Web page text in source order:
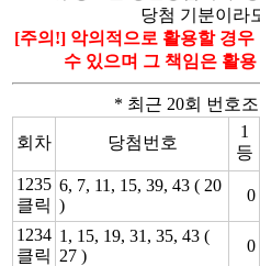
당첨 기분이라
[주의!] 악의적으로 활용할 경
수 있으며 그 책임은 활
* 최근 20회 번호
회차 당첨번호
1
등
1235
클릭
6, 7, 11, 15, 39, 43 ( 20
)
0
1234
클릭
1, 15, 19, 31, 35, 43 (
27 )
0